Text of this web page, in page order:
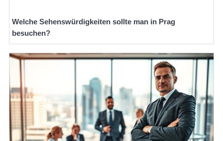
Welche Sehenswürdigkeiten sollte man in Prag
besuchen?